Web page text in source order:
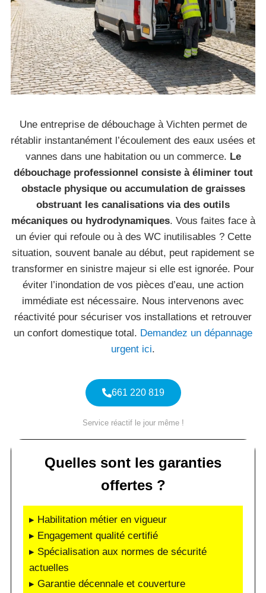
Une entreprise de débouchage à Vichten permet de
rétablir instantanément l’écoulement des eaux usées et
vannes dans une habitation ou un commerce. Le
débouchage professionnel consiste à éliminer tout
obstacle physique ou accumulation de graisses
obstruant les canalisations via des outils
mécaniques ou hydrodynamiques. Vous faites face à
un évier qui refoule ou à des WC inutilisables ? Cette
situation, souvent banale au début, peut rapidement se
transformer en sinistre majeur si elle est ignorée. Pour
éviter l’inondation de vos pièces d’eau, une action
immédiate est nécessaire. Nous intervenons avec
réactivité pour sécuriser vos installations et retrouver
un confort domestique total. Demandez un dépannage
urgent ici.
661 220 819
Service réactif le jour même !
Quelles sont les garanties
offertes ?
▸ Habilitation métier en vigueur
▸ Engagement qualité certifié
▸ Spécialisation aux normes de sécurité
actuelles
▸ Garantie décennale et couverture